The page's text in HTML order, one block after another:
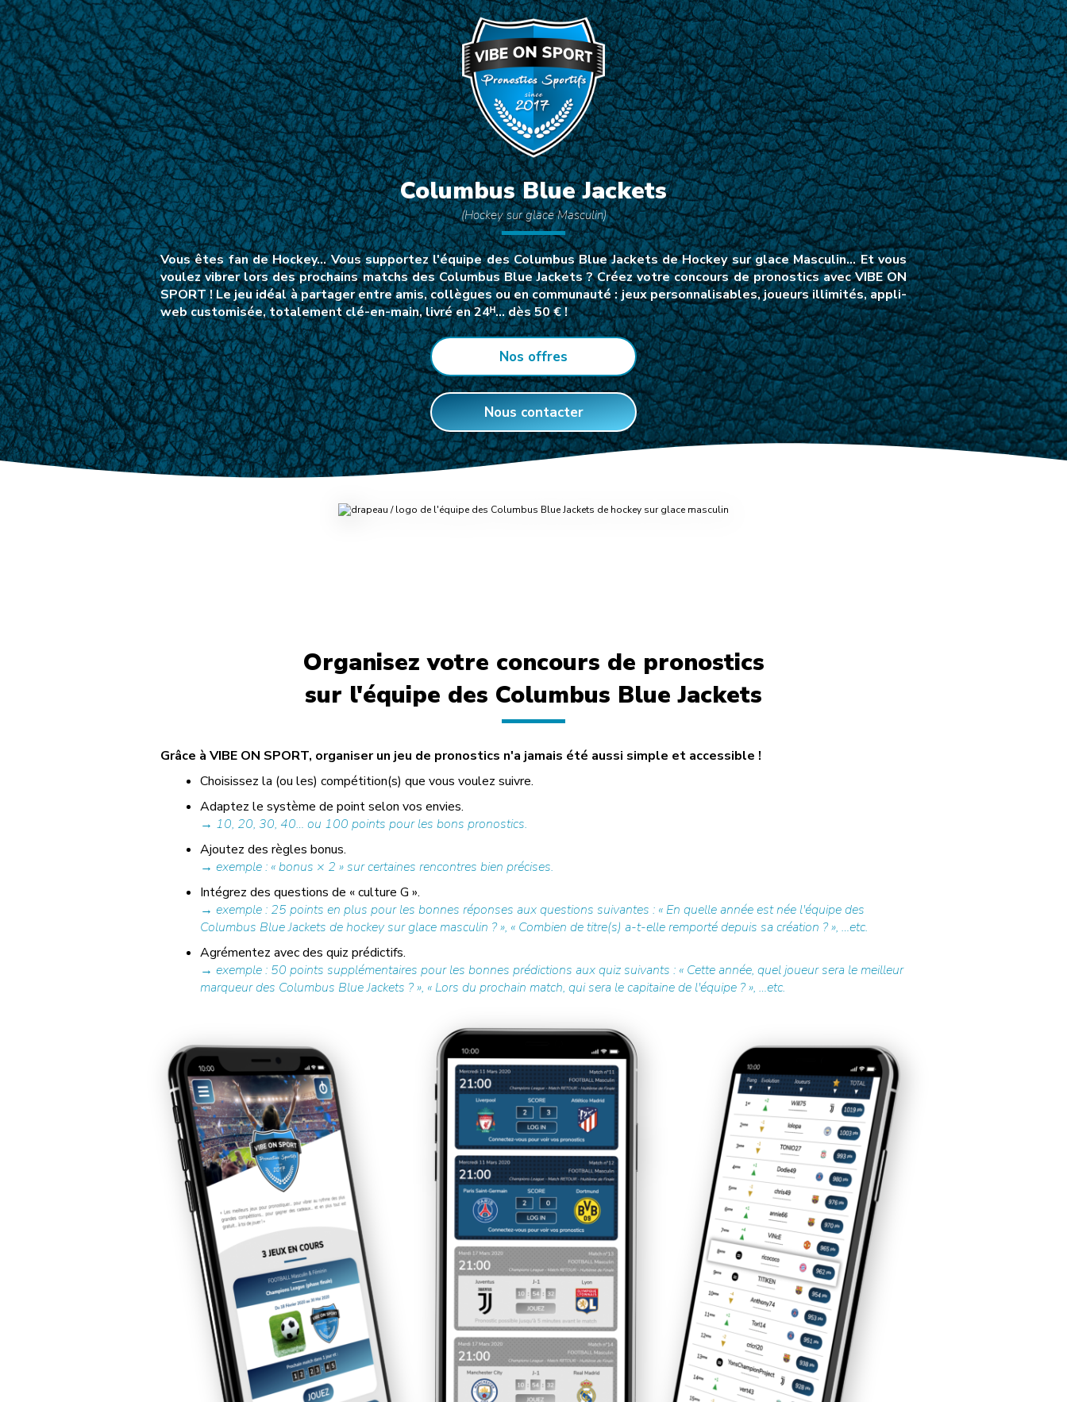
Columbus Blue Jackets
(Hockey sur glace Masculin)
Vous êtes fan de Hockey… Vous supportez l'équipe des Columbus Blue Jackets de Hockey sur glace Masculin… Et vous
voulez vibrer lors des prochains matchs des Columbus Blue Jackets ? Créez votre concours de pronostics avec VIBE ON
SPORT ! Le jeu idéal à partager entre amis, collègues ou en communauté : jeux personnalisables, joueurs illimités, appli-
web customisée, totalement clé-en-main, livré en 24ᴴ… dès 50 € !
Nos offres
Nous contacter
Organisez votre concours de pronostics
sur l'équipe des Columbus Blue Jackets
Grâce à VIBE ON SPORT, organiser un jeu de pronostics n'a jamais été aussi simple et accessible !
Choisissez la (ou les) compétition(s) que vous voulez suivre.
Adaptez le système de point selon vos envies.
→ 10, 20, 30, 40… ou 100 points pour les bons pronostics.
Ajoutez des règles bonus.
→ exemple : « bonus × 2 » sur certaines rencontres bien précises.
Intégrez des questions de « culture G ».
→ exemple : 25 points en plus pour les bonnes réponses aux questions suivantes : « En quelle année est née l'équipe des
Columbus Blue Jackets de hockey sur glace masculin ? », « Combien de titre(s) a-t-elle remporté depuis sa création ? », …etc.
Agrémentez avec des quiz prédictifs.
→ exemple : 50 points supplémentaires pour les bonnes prédictions aux quiz suivants : « Cette année, quel joueur sera le meilleur
marqueur des Columbus Blue Jackets ? », « Lors du prochain match, qui sera le capitaine de l'équipe ? », …etc.